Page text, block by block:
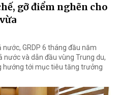
gỡ điểm nghẽn cho
GRDP 6 tháng đầu năm
nước và dẫn đầu vùng Trung du,
hướng tới mục tiêu tăng trưởng